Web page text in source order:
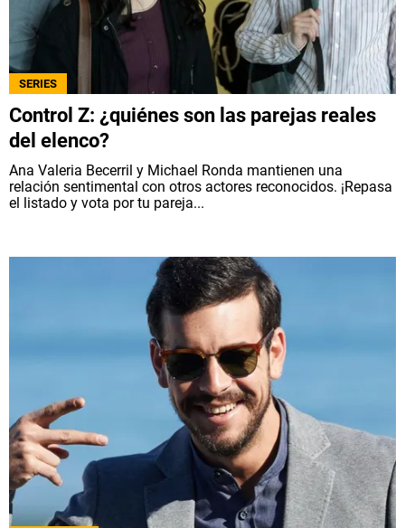
SERIES
Control Z: ¿quiénes son las parejas reales
del elenco?
Ana Valeria Becerril y Michael Ronda mantienen una
relación sentimental con otros actores reconocidos. ¡Repasa
el listado y vota por tu pareja...